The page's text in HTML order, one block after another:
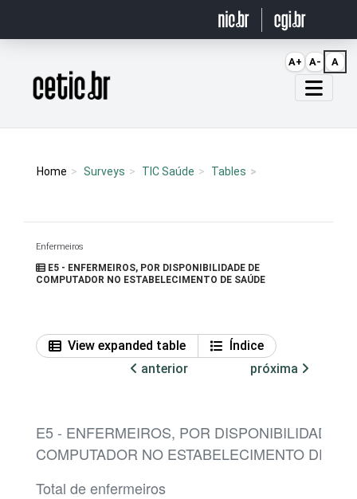
Página inicial
Home Surveys TIC Saúde Tables
Enfermeiros
E5 - ENFERMEIROS, POR DISPONIBILIDADE DE
COMPUTADOR NO ESTABELECIMENTO DE SAÚDE
View expanded table
Índice
anterior
próxima
E5 - ENFERMEIROS, POR DISPONIBILIDADE
COMPUTADOR NO ESTABELECIMENTO DE
Total de enfermeiros
A+ A- A